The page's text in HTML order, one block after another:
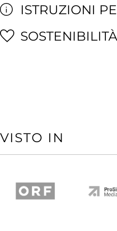
ISTRUZIONI
SOSTENIBILITÀ
VISTO IN